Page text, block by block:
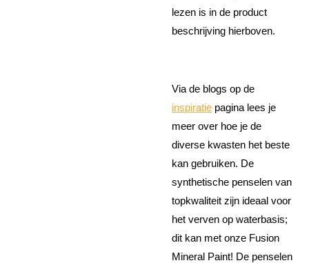
lezen is in de product
beschrijving hierboven.
Via de blogs op de
inspiratie pagina lees je
meer over hoe je de
diverse kwasten het beste
kan gebruiken. De
synthetische penselen van
topkwaliteit zijn ideaal voor
het verven op waterbasis;
dit kan met onze Fusion
Mineral Paint! De penselen